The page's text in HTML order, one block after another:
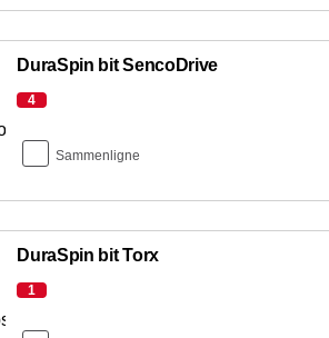
DuraSpin bit SencoDrive
4
Sammenligne
DuraSpin bit Torx
1